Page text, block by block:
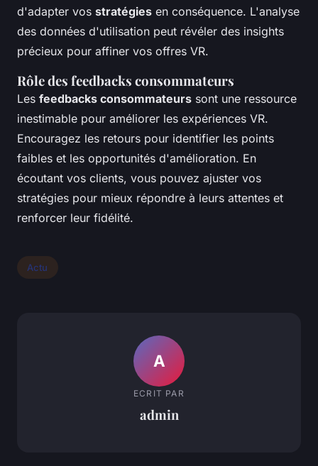
d'adapter vos stratégies en conséquence. L'analyse
des données d'utilisation peut révéler des insights
précieux pour affiner vos offres VR.
Rôle des feedbacks consommateurs
Les feedbacks consommateurs sont une ressource
inestimable pour améliorer les expériences VR.
Encouragez les retours pour identifier les points
faibles et les opportunités d'amélioration. En
écoutant vos clients, vous pouvez ajuster vos
stratégies pour mieux répondre à leurs attentes et
renforcer leur fidélité.
Actu
A
ECRIT PAR
admin